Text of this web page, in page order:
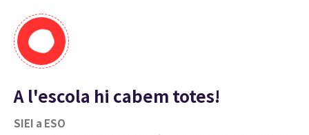
A l'escola hi cabem totes!
SIEI a ESO